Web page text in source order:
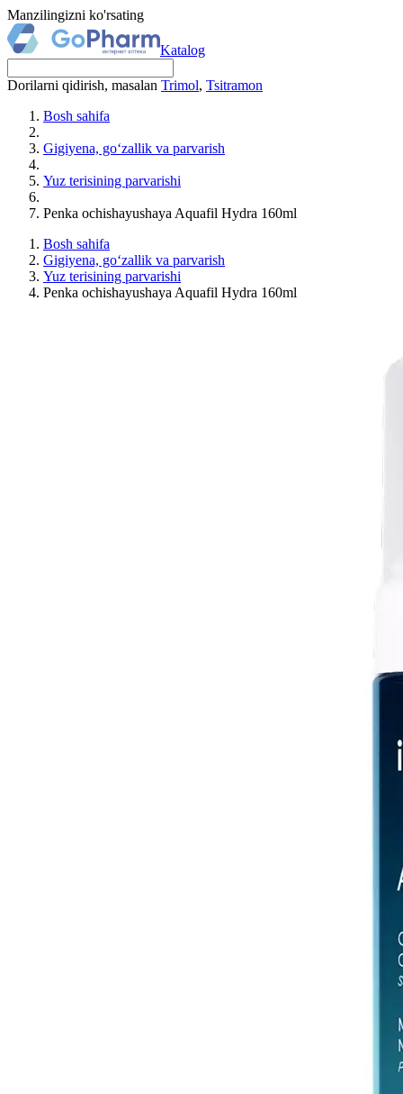
Manzilingizni ko'rsating
Katalog
Dorilarni qidirish, masalan Trimol, Tsitramon
Bosh sahifa
Gigiyena, go‘zallik va parvarish
Yuz terisining parvarishi
Penka ochishayushaya Aquafil Hydra 160ml
Bosh sahifa
Gigiyena, go‘zallik va parvarish
Yuz terisining parvarishi
Penka ochishayushaya Aquafil Hydra 160ml